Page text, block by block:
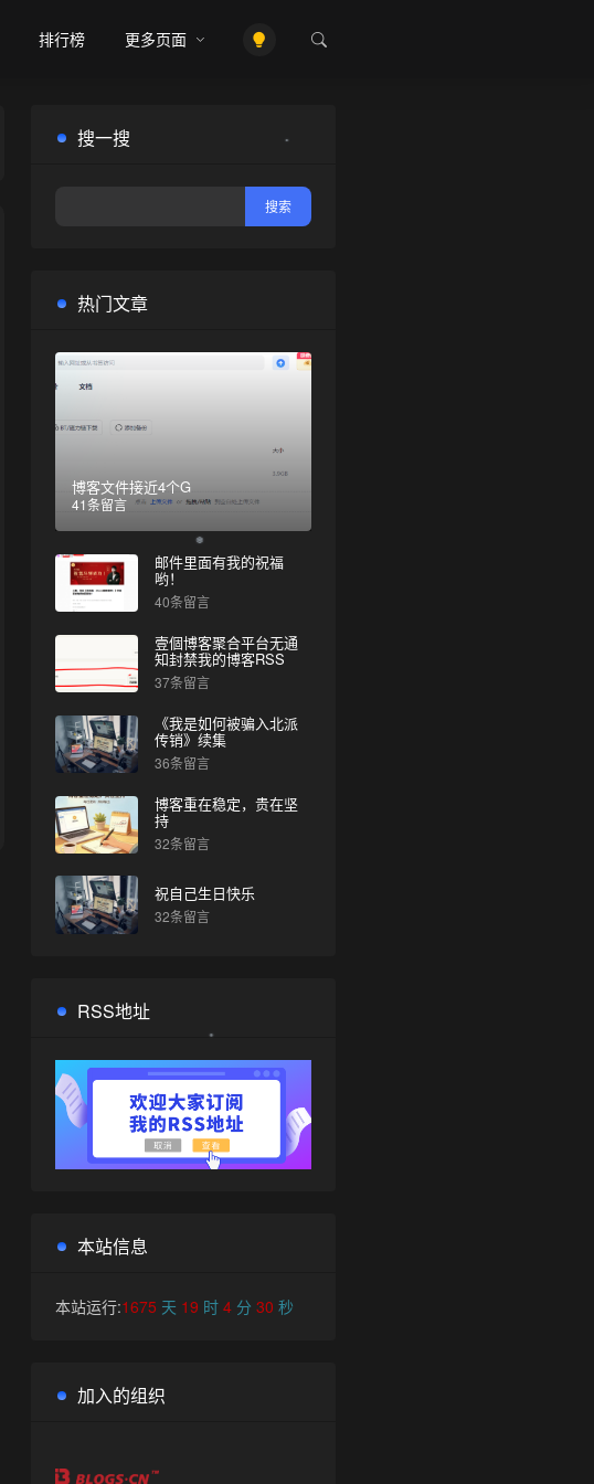
排行榜 更多页面
搜一搜
热门文章
博客文件接近4个G
41条留言
邮件里面有我的祝福
哟！
40条留言
壹個博客聚合平台无通
知封禁我的博客RSS
37条留言
《我是如何被骗入北派
传销》续集
36条留言
博客重在稳定，贵在坚
持
32条留言
祝自己生日快乐
32条留言
RSS地址
本站信息
本站运行:1675 天 19 时 4分 31 秒
加入的组织